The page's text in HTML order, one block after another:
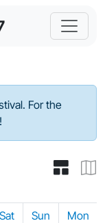
For the
!
Sat
Sun
Mon